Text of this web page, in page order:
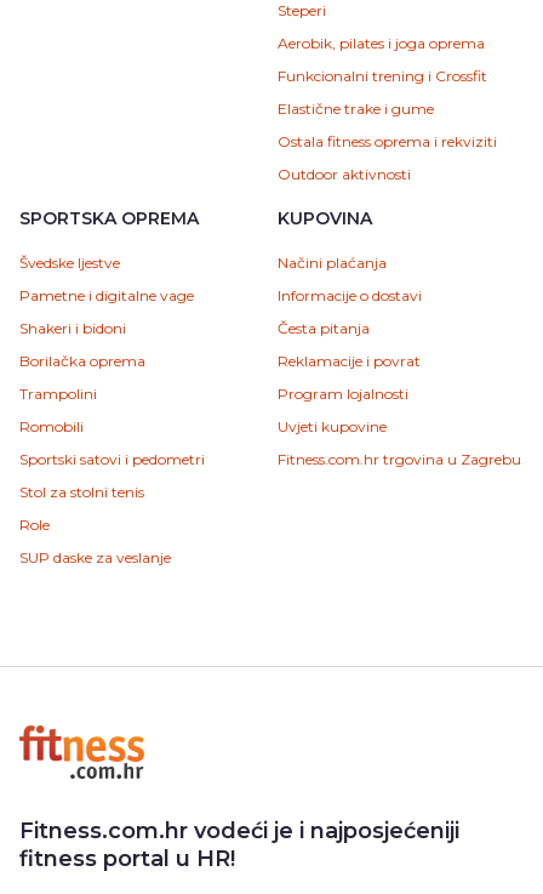
Steperi
Aerobik, pilates i joga oprema
Funkcionalni trening i Crossfit
Elastične trake i gume
Ostala fitness oprema i rekviziti
Outdoor aktivnosti
SPORTSKA OPREMA
Švedske ljestve
Pametne i digitalne vage
Shakeri i bidoni
Borilačka oprema
Trampolini
Romobili
Sportski satovi i pedometri
Stol za stolni tenis
Role
SUP daske za veslanje
KUPOVINA
Načini plaćanja
Informacije o dostavi
Česta pitanja
Reklamacije i povrat
Program lojalnosti
Uvjeti kupovine
Fitness.com.hr trgovina u Zagrebu
Fitness.com.hr vodeći je i najposjećeniji
fitness portal u HR!